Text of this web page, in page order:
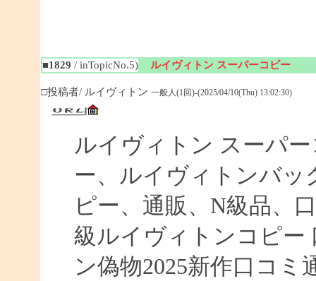
■1829 / inTopicNo.5) ルイヴィトン スーパーコピー
□投稿者/ ルイヴィトン 一般人(1回)-(2025/04/10(Thu) 13:02:30)
ルイヴィトン スーパ
ー、ルイヴィトンバ
ピー、通販、N級品、
級ルイヴィトンコピー
ン偽物2025新作口コ